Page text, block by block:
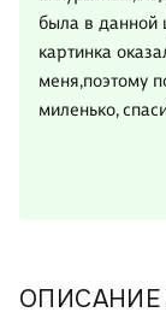
ОПИСАНИЕ
была в данной
картинка
меня,поэтому
миленько,